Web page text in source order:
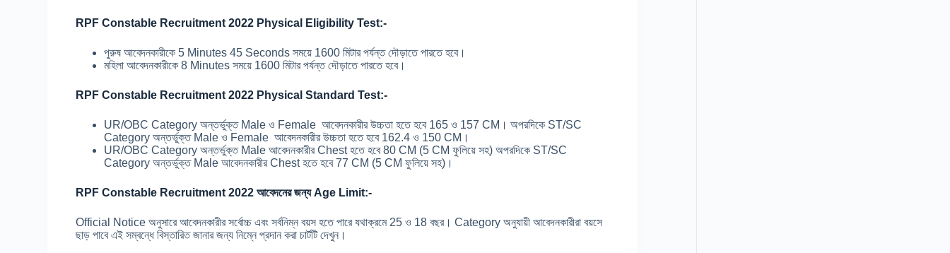
RPF Constable Recruitment 2022 Physical Eligibility Test:-
পুরুষ আবেদনকারীকে 5 Minutes 45 Seconds সময়ে 1600 মিটার পর্যন্ত দৌড়াতে পারতে হবে।
মহিলা আবেদনকারীকে 8 Minutes সময়ে 1600 মিটার পর্যন্ত দৌড়াতে পারতে হবে।
RPF Constable Recruitment 2022 Physical Standard Test:-
UR/OBC Category অন্তর্ভুক্ত Male ও Female আবেদনকারীর উচ্চতা হতে হবে 165 ও 157 CM। অপরদিকে ST/SC
Category অন্তর্ভুক্ত Male ও Female আবেদনকারীর উচ্চতা হতে হবে 162.4 ও 150 CM।
UR/OBC Category অন্তর্ভুক্ত Male আবেদনকারীর Chest হতে হবে 80 CM (5 CM ফুলিয়ে সহ) অপরদিকে ST/SC
Category অন্তর্ভুক্ত Male আবেদনকারীর Chest হতে হবে 77 CM (5 CM ফুলিয়ে সহ)।
RPF Constable Recruitment 2022 আবেদনের জন্য Age Limit:-
Official Notice অনুসারে আবেদনকারীর সর্বোচ্চ এবং সর্বনিম্ন বয়স হতে পারে যথাক্রমে 25 ও 18 বছর। Category অনুযায়ী আবেদনকারীরা বয়সে
ছাড় পাবে এই সম্বন্ধে বিস্তারিত জানার জন্য নিম্নে প্রদান করা চার্টটি দেখুন।